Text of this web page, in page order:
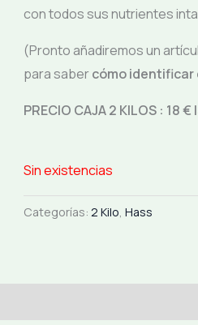
con todos sus nutrientes
(Pronto añadiremos un
para sabercómo
PRECIO CAJA 2 KILOS : 18 €
Sin existencias
Categorías: 2 Kilo ,Hass